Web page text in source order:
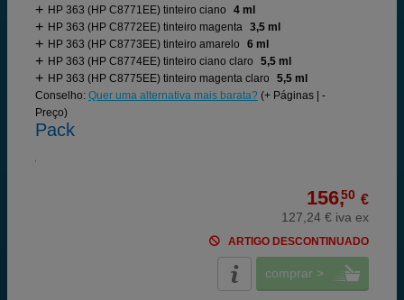
HP 363 (HP C8771EE) tinteiro ciano
4 ml
HP 363 (HP C8772EE) tinteiro magenta 3,5 ml
HP 363 (HP C8773EE) tinteiro amarelo
6 ml
HP 363 (HP C8774EE) tinteiro ciano claro
5,5 ml
HP 363 (HP C8775EE) tinteiro magenta claro
5,5 ml
Conselho: Quer uma alternativa mais barata? (+ Páginas | -
Preço)
Pack
156,50 €
127,24 € iva ex
ARTIGO DESCONTINUADO
comprar >